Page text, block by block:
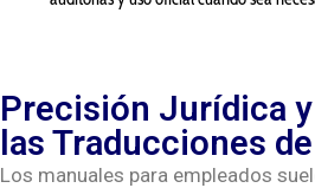
Precisión Jurídica
las Traducciones
Los manuales para empleados